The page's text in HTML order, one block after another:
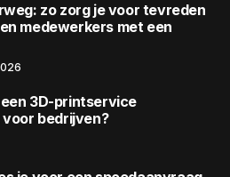
zo zorg je voor tevreden
medewerkers met een
3D-printservice
bedrijven?